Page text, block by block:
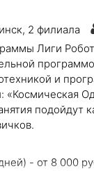
2 филиала
Лиги
и
подойдут
- от 8 000